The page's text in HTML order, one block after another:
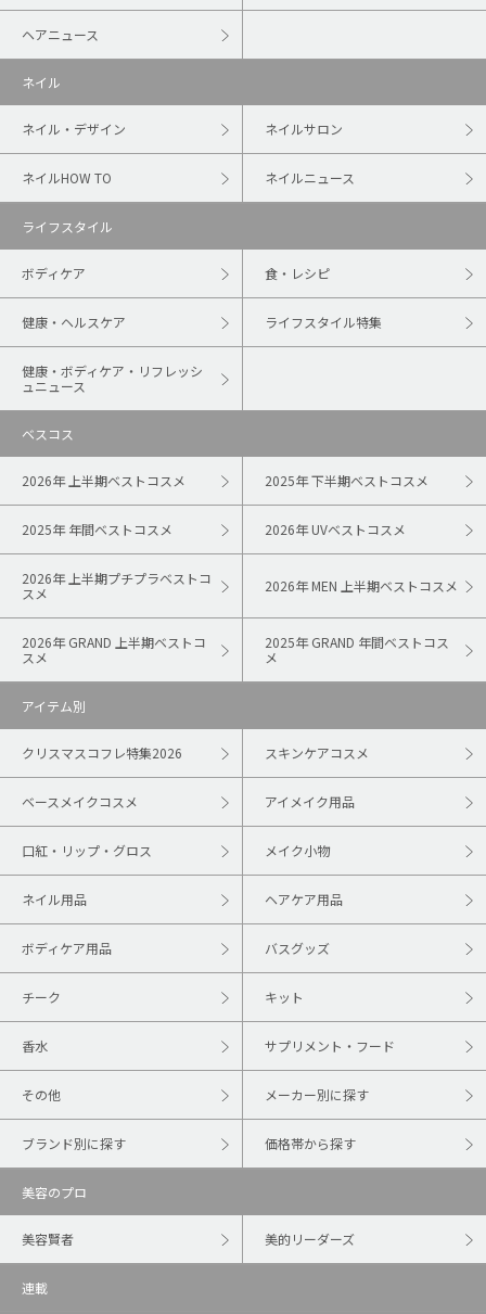
ヘアニュース
ネイル
ネイル・デザイン ネイルサロン
ネイルHOW TO ネイルニュース
ライフスタイル
ボディケア 食・レシピ
健康・ヘルスケア ライフスタイル特集
健康・ボディケア・リフレッシ
ュニュース
ベスコス
2026年 上半期ベストコスメ 2025年 下半期ベストコスメ
2025年 年間ベストコスメ 2026年 UVベストコスメ
2026年 上半期プチプラベストコ
スメ
2026年 MEN 上半期ベストコスメ
2026年 GRAND 上半期ベストコ
スメ
2025年 GRAND 年間ベストコス
メ
アイテム別
クリスマスコフレ特集2026 スキンケアコスメ
ベースメイクコスメ アイメイク用品
口紅・リップ・グロス メイク小物
ネイル用品 ヘアケア用品
ボディケア用品 バスグッズ
チーク キット
香水 サプリメント・フード
その他 メーカー別に探す
ブランド別に探す 価格帯から探す
美容のプロ
美容賢者 美的リーダーズ
連載